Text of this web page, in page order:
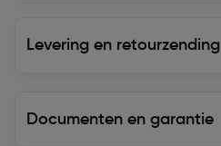
Levering en retourzending
Documenten en garantie